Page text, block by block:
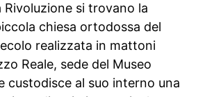
Rivoluzione si trovano la
chiesa ortodossa del
realizzata in mattoni
Reale, sede del Museo
custodisce al suo interno una